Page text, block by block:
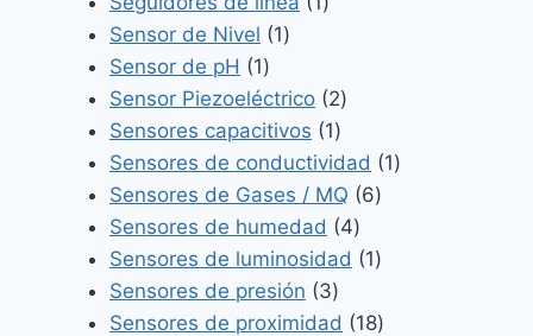
Sensor de Nivel 11
Sensor de pH 11
producto
Sensor Piezoeléctrico 22
productos
Sensores capacitivos 11
producto
Sensores de conductividad 11
Sensores de Gases / MQ 66
Sensores de humedad 44
productos
Sensores de luminosidad 11
Sensores de presión 33
productos
Sensores de proximidad 1818